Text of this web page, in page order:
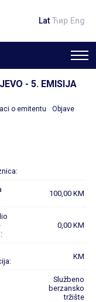
Lat Ћир Eng
- 5. EMISIJA
o emitentu Objave
100,00 KM
0,00 KM
KM
Službeno
berzansko
tržište